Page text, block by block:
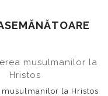
musulmanilor la Hristos